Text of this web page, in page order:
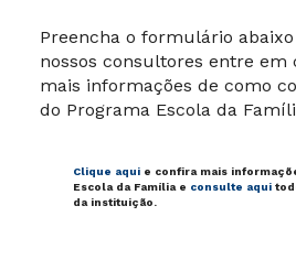
Preencha o formulário
nossos consultores entre em
mais informações de como
do Programa Escola da
Clique aqui e confira mais
Escola da Família e consulte aqui
da instituição.